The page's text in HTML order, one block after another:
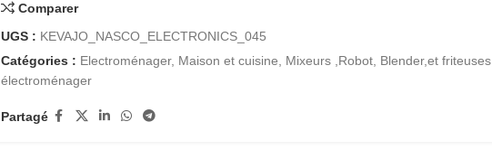
Comparer
UGS : KEVAJO_NASCO_ELECTRONICS_045
Catégories : Electroménager, Maison et cuisine Mixeurs ,Robot, Blender,et friteuses,
électroménager
Partagé